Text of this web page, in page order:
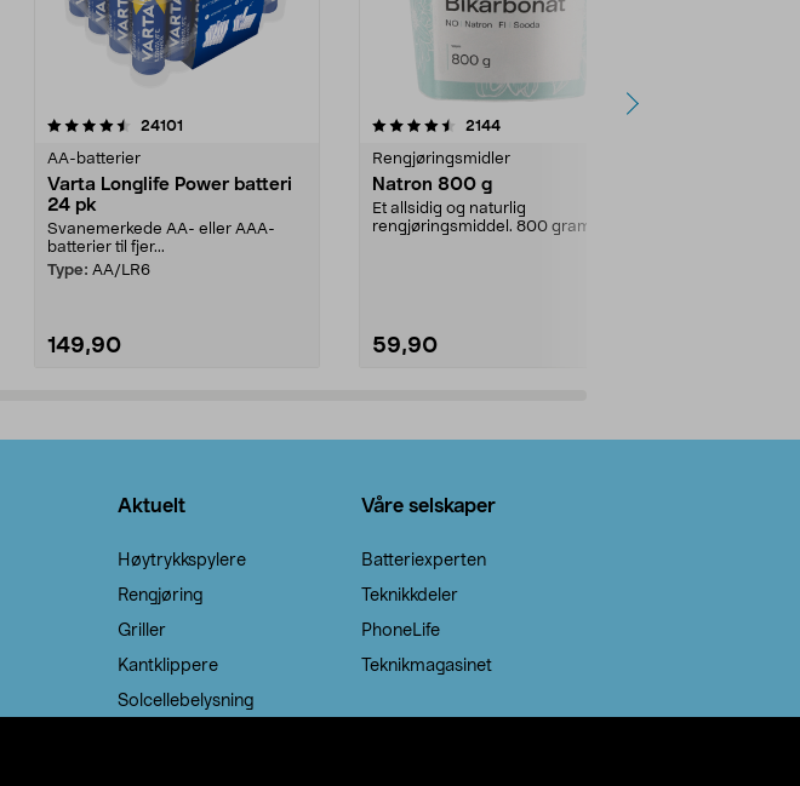
24101
AA-batterier
Varta Longlife Power batteri
24 pk
Svanemerkede AA- eller AAA-
batterier til fjer...
Type: AA/LR6
149,90
4.5av 5 stjerner 2144anmeldelser
Rengjøringsmidler
Natron 800 g
Et allsidig og naturlig
rengjøringsmiddel. 800 gram
59,90
4.0av 5 stjerner
Aktuelt
Høytrykkspylere
Rengjøring
Griller
Kantklippere
Solcellebelysning
Våre selskaper
Batteriexperten
Teknikkdeler
PhoneLife
Teknikmagasinet